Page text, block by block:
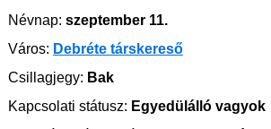
Névnap: szeptember 11.
Város: Debréte társkereső
Csillagjegy: Bak
Kapcsolati státusz: Egyedülálló vagyok